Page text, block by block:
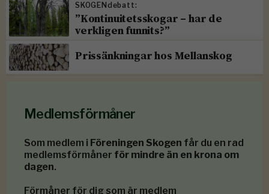
SKOGENdebatt:
”Kontinuitetsskogar – har de
verkligen funnits?”
Prissänkningar hos Mellanskog
Medlemsförmåner
Som medlem i Föreningen Skogen får du en rad
medlemsförmåner för mindre än en krona om
dagen.
Förmåner för dig som är medlem